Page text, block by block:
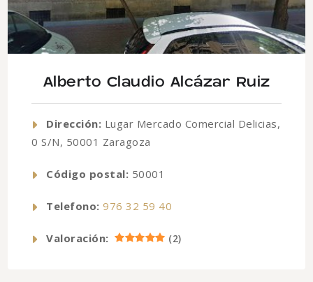
Alberto Claudio Alcázar Ruiz
Dirección: Lugar Mercado Comercial Delicias,
0 S/N, 50001 Zaragoza
Código postal: 50001
Telefono: 976 32 59 40
Valoración: (2)